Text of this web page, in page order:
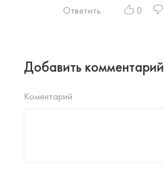
Ответить
0
Добавить комментарий
Коментарий